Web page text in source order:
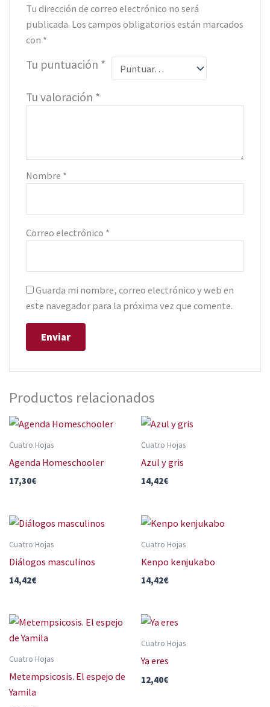
Tu dirección de correo electrónico no será
publicada. Los campos obligatorios están marcados
con *
Tu puntuación *
Tu valoración *
Nombre *
Correo electrónico *
Guarda mi nombre, correo electrónico y web en
este navegador para la próxima vez que comente.
Productos relacionados
Cuatro Hojas
Agenda Homeschooler
17,30€
Cuatro Hojas
Azul y gris
14,42€
Cuatro Hojas
Diálogos masculinos
14,42€
Cuatro Hojas
Kenpo kenjukabo
14,42€
Cuatro Hojas
Metempsicosis. El espejo de
Yamila
Cuatro Hojas
Ya eres
12,40€